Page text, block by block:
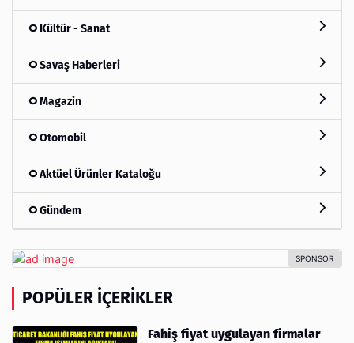
Kültür - Sanat
Savaş Haberleri
Magazin
Otomobil
Aktüel Ürünler Kataloğu
Gündem
POPÜLER İÇERIKLER
Fahiş fiyat uygulayan firmalar